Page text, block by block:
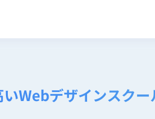
Webデザインスク